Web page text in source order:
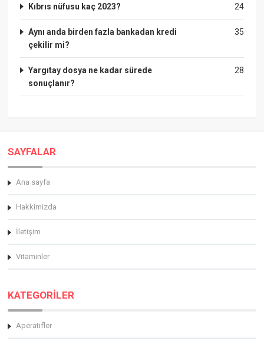
24
Kıbrıs nüfusu kaç 2023?
35
Aynı anda birden fazla bankadan kredi
çekilir mi?
28
Yargıtay dosya ne kadar sürede
sonuçlanır?
SAYFALAR
Ana sayfa
Hakkimizda
İletişim
Vitaminler
KATEGORİLER
Aperatifler